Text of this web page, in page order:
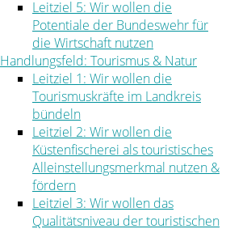
Leitziel 5: Wir wollen die
Potentiale der Bundeswehr für
die Wirtschaft nutzen
Handlungsfeld: Tourismus & Natur
Leitziel 1: Wir wollen die
Tourismuskräfte im Landkreis
bündeln
Leitziel 2: Wir wollen die
Küstenfischerei als touristisches
Alleinstellungsmerkmal nutzen &
fördern
Leitziel 3: Wir wollen das
Qualitätsniveau der touristischen